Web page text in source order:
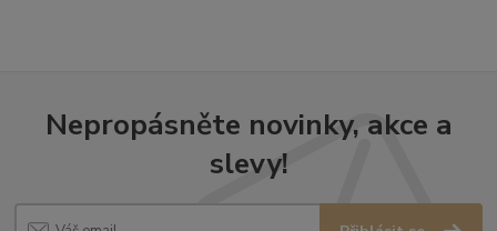
Nepropásněte novinky, akce a
slevy!